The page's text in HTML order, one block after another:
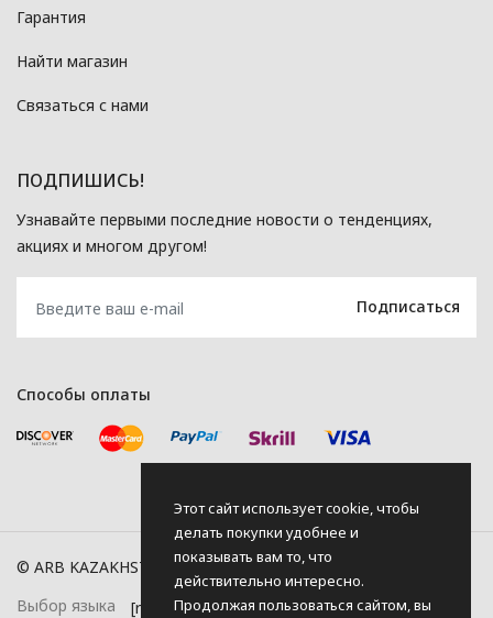
Гарантия
Найти магазин
Связаться с нами
ПОДПИШИСЬ!
Узнавайте первыми последние новости о тенденциях,
акциях и многом другом!
Способы оплаты
© ARB KAZAKHSTAN, 2026
Выбор языка
Этот сайт использует cookie, чтобы
делать покупки удобнее и
показывать вам то, что
действительно интересно.
Продолжая пользоваться сайтом, вы